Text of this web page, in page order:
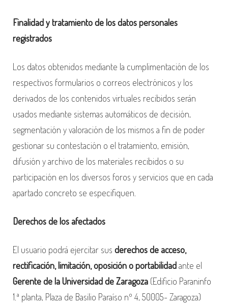
Finalidad y tratamiento de los datos personales
registrados
Los datos obtenidos mediante la cumplimentación de los
respectivos formularios o correos electrónicos y los
derivados de los contenidos virtuales recibidos serán
usados mediante sistemas automáticos de decisión,
segmentación y valoración de los mismos a fin de poder
gestionar su contestación o el tratamiento, emisión,
difusión y archivo de los materiales recibidos o su
participación en los diversos foros y servicios que en cada
apartado concreto se especifiquen.
Derechos de los afectados
El usuario podrá ejercitar sus derechos de acceso,
rectificación, limitación, oposición o portabilidadante el
Gerente de la Universidad de Zaragoza (Edificio Paraninfo
1.ª planta, Plaza de Basilio Paraíso nº 4, 50005- Zaragoza)